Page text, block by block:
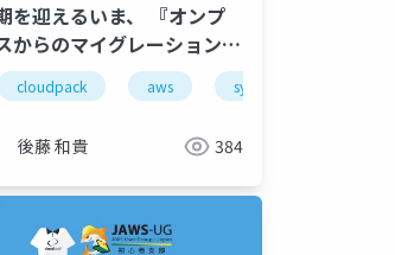
system migration
を迎えるいま、 『オンプ
からのマイグレーション』
る勝利の方程式とは - AWS
Tokyo 2017
cloudpack aws system migration
後藤 和貴 384